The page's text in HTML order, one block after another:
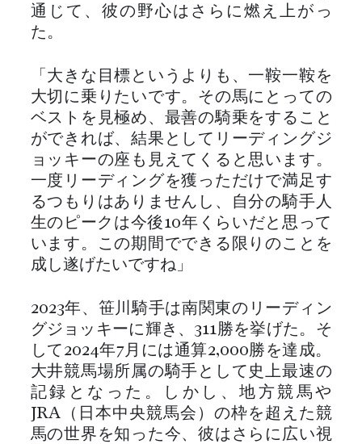
通じて、彼の野心はさらに燃え上がっ
た。
「大きな目標というよりも、一鞍一鞍を
大切に乗りたいです。その馬にとっての
ベストを見極め、最善の騎乗をすること
ができれば、結果としてリーディングジ
ョッキーの座も見えてくると思います。
一度リーディングを獲っただけで満足す
るつもりはありませんし、自分の騎手人
生のピークは今後10年くらいだと思って
います。この期間でできる限りのことを
成し遂げたいですね」
2023年、笹川騎手は南関東のリーディン
グジョッキーに輝き、311勝を挙げた。そ
して2024年7月には通算2,000勝を達成。
大井競馬場所属の騎手として史上最速の
記録となった。しかし、地方競馬や
JRA（日本中央競馬会）の枠を超えた競
馬の世界を知った今、彼はさらに広い視